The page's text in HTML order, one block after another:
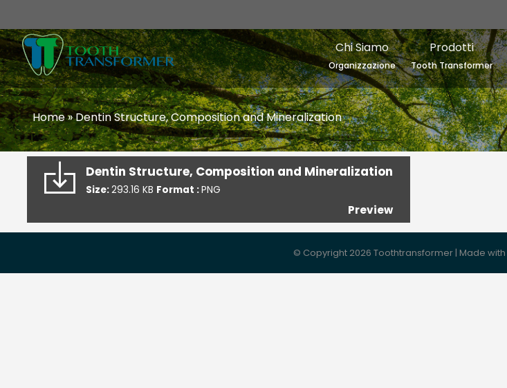
Chi Siamo
Organizzazione
Prodotti
Tooth Transformer
Home»Dentin Structure, Composition and Mineralization
Dentin Structure, Composition and Mineralization
Size:293.16 KB Format :PNG
Preview
© Copyright 2026 Toothtransformer | Made with